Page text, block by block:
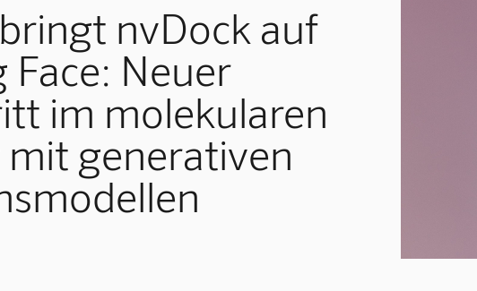
nvDock auf
Face: Neuer
im molekularen
mit generativen